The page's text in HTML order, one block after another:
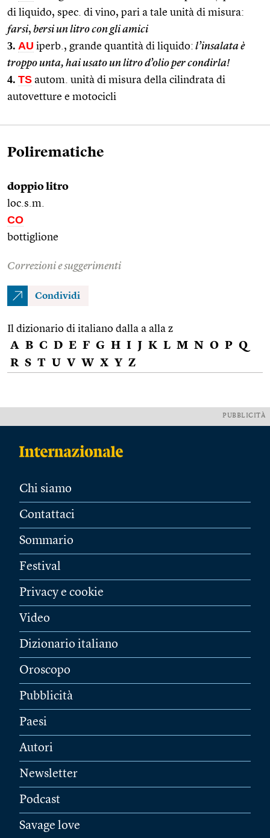
di liquido, spec. di vino, pari a tale unità di misura:
farsi, bersi un litro con gli amici
3. AU iperb., grande quantità di liquido: l’insalata è
troppo unta, hai usato un litro d’olio per condirla!
4. TS autom. unità di misura della cilindrata di
autovetture e motocicli
Polirematiche
doppio litro
loc.s.m.
CO
bottiglione
Correzioni e suggerimenti
Condividi
Il dizionario di italiano dalla a alla z
A B C D E F G H I J K L M N O P Q
R S T U V W X Y Z
PUBBLICITÀ
Chi siamo
Contattaci
Sommario
Festival
Privacy e cookie
Video
Dizionario italiano
Oroscopo
Pubblicità
Paesi
Autori
Newsletter
Podcast
Savage love